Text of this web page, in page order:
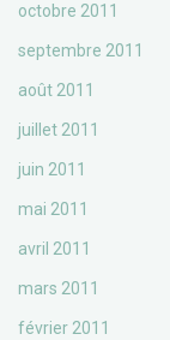
octobre 2011
septembre 2011
août 2011
juillet 2011
juin 2011
mai 2011
avril 2011
mars 2011
février 2011